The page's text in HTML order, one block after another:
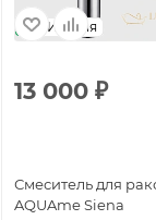
Италия
13 000 ₽
Смеситель для
AQUAme Siena